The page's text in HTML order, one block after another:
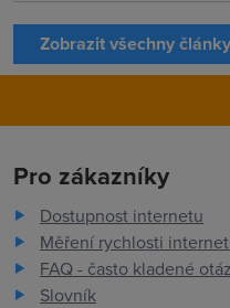
Zobrazit všechny články
Pro zákazníky
Dostupnost internetu
Měření rychlosti
FAQ - často kladené
Slovník